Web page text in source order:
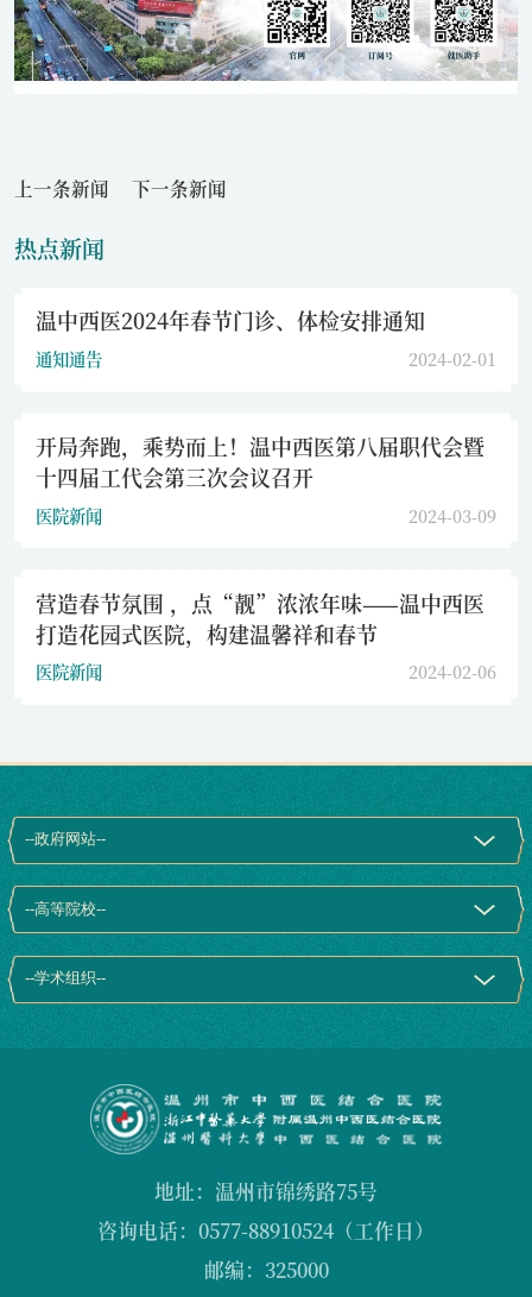
上一条新闻 下一条新闻
热点新闻
温中西医2024年春节门诊、体检安排通知
通知通告 2024-02-01
开局奔跑，乘势而上！温中西医第八届职代会暨
十四届工代会第三次会议召开
医院新闻 2024-03-09
营造春节氛围 ，点“靓”浓浓年味——温中西医
打造花园式医院，构建温馨祥和春节
医院新闻 2024-02-06
地址：温州市锦绣路75号
咨询电话：0577-88910524（工作日）
邮编：325000